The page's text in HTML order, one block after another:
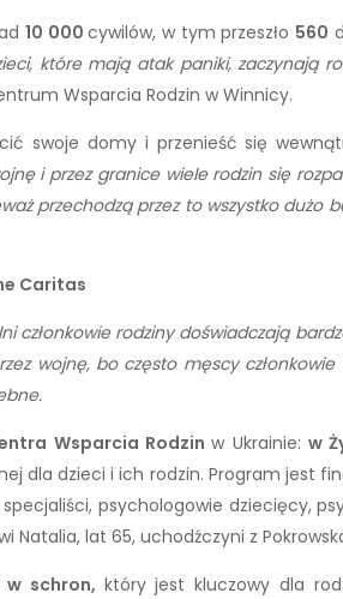
10 000cywilów, w tym przeszło 560
które mają atak paniki, zaczynają
Wsparcia Rodzin w Winnicy.
swoje domy i przenieść się
i przez granice wiele rodzin się
przechodzą przez to wszystko dużo
Caritas
członkowie rodziny doświadczają
wojnę, bo często męscy
Wsparcia Rodzinw Ukrainie:w
dla dzieci i ich rodzin. Program jest
psychologowie dziecięcy,
Natalia, lat 65, uchodźczyni z
schron, który jest kluczowy dla